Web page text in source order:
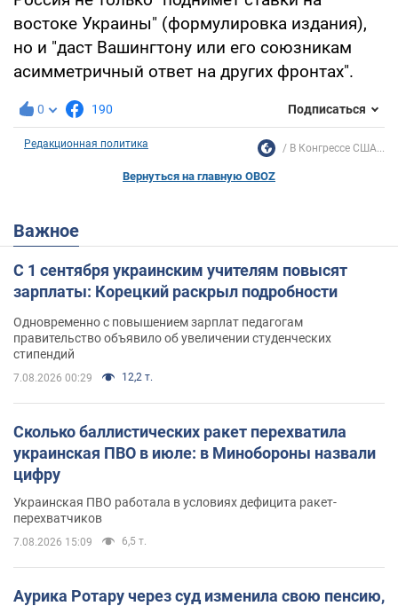
востоке Украины" (формулировка издания),
но и "даст Вашингтону или его союзникам
асимметричный ответ на других фронтах".
0 190 Подписаться
Редакционная политика В Конгрессе США...
Вернуться на главную OBOZ
Важное
С 1 сентября украинским учителям повысят
зарплаты: Корецкий раскрыл подробности
Одновременно с повышением зарплат педагогам
правительство объявило об увеличении студенческих
стипендий
7.08.2026 00:29 12,2 т.
Сколько баллистических ракет перехватила
украинская ПВО в июле: в Минобороны назвали
цифру
Украинская ПВО работала в условиях дефицита ракет-
перехватчиков
7.08.2026 15:09 6,5 т.
Аурика Ротару через суд изменила свою пенсию,